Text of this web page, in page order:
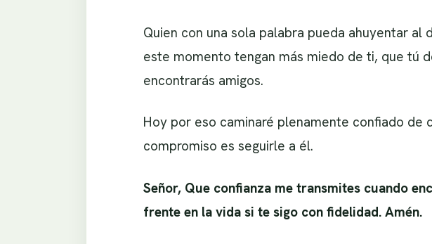
Quien con una sola palabra pueda ahuyentar
este momento tengan más miedo de ti, que tú
encontrarás amigos.
Hoy por eso caminaré plenamente confiado
compromiso es seguirle a él.
Señor, Que confianza me transmites cuando
frente en la vida si te sigo con fidelidad. Amén.